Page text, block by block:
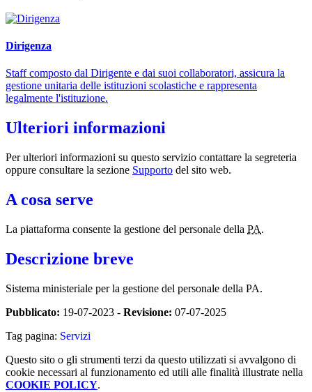
Dirigenza
Staff composto dal Dirigente e dai suoi collaboratori, assicura la
gestione unitaria delle istituzioni scolastiche e rappresenta
legalmente l'istituzione.
Ulteriori informazioni
Per ulteriori informazioni su questo servizio contattare la segreteria
oppure consultare la sezione Supporto del sito web.
A cosa serve
La piattaforma consente la gestione del personale della PA.
Descrizione breve
Sistema ministeriale per la gestione del personale della PA.
Pubblicato: 19-07-2023 - Revisione: 07-07-2025
Tag pagina: Servizi
Questo sito o gli strumenti terzi da questo utilizzati si avvalgono di
cookie necessari al funzionamento ed utili alle finalità illustrate nella
COOKIE POLICY.